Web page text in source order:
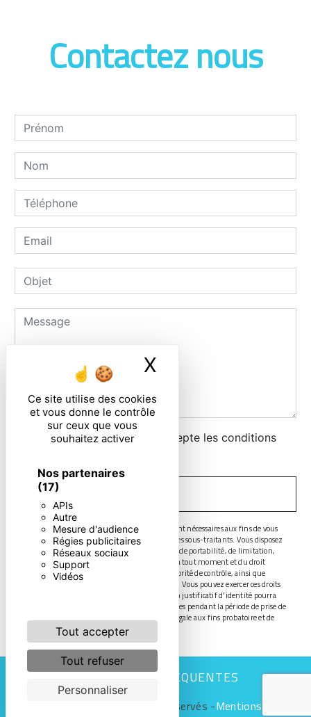
Ce site utilise des cookies
et vous donne le contrôle
sur ceux que vous
souhaitez activer
Nos partenaires
(17)
APIs
Autre
Mesure d'audience
Régies publicitaires
Réseaux sociaux
Support
Vidéos
Tout accepter
Tout refuser
Personnaliser
X
Contactez nous
En cochant cette case, j'accepte les conditions
** Les données personnelles communiquées sont nécessaires aux fins de vous
contacter. Elles sont destinées à l'entreprise et ses sous-traitants. Vous disposez
de droits d’accès, de rectification, d’effacement, de portabilité, de limitation,
d’opposition, de retrait de votre consentement à tout moment et du droit
d’introduire une réclamation auprès d’une autorité de contrôle, ainsi que
d’organiser le sort de vos données post-mortem. Vous pouvez exercer ces droits
par voie postale ou par courrier électronique. Un justificatif d'identité pourra
vous être demandé. Nous conservons vos données pendant la période de prise de
contact puis pendant la durée de prescription légale aux fins probatoire et de
gestion des contentieux.
RECHERCHES FRÉQUENTES
- 2026 - Tous droits réservés -Mentions légales